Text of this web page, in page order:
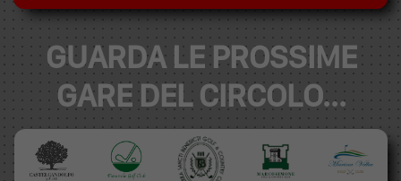
GUARDA LE PROSSIME
GARE DEL CIRCOLO...